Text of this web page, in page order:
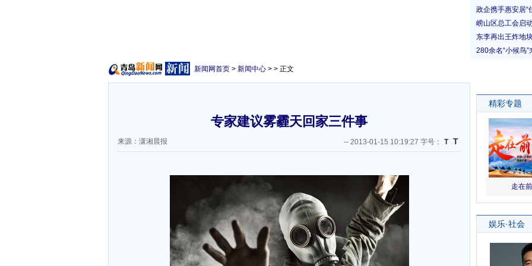
新闻网首页 > 新闻中心 > > 正文
专家建议雾霾天回家三件事
来源：潇湘晨报 -- 2013-01-15 10:19:27 字号： T T